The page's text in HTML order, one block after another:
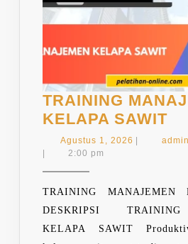
TRAINING
KELAPA SAWIT
Agustus 1, 2026 Agustusadmin
2:00 pm
TRAINING MANAJEMEN
DESKRIPSI
KELAPA SAWIT